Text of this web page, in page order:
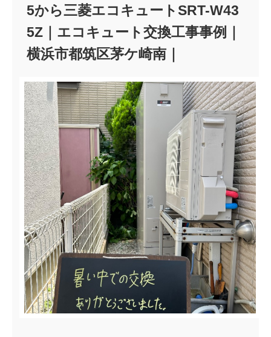
5から三菱エコキュートSRT-W43
5Z｜エコキュート交換工事事例｜
横浜市都筑区茅ケ崎南｜